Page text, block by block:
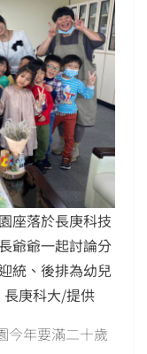
座落於長庚科技
爺爺一起討論分
統、後排為幼兒
長庚科大/提供
今年要滿二十歲